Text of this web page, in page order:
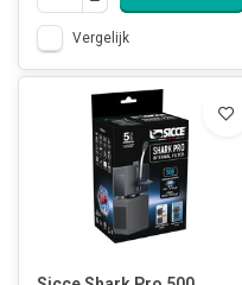
Vergelijk